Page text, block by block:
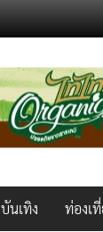
บันเทิง ท่องเ